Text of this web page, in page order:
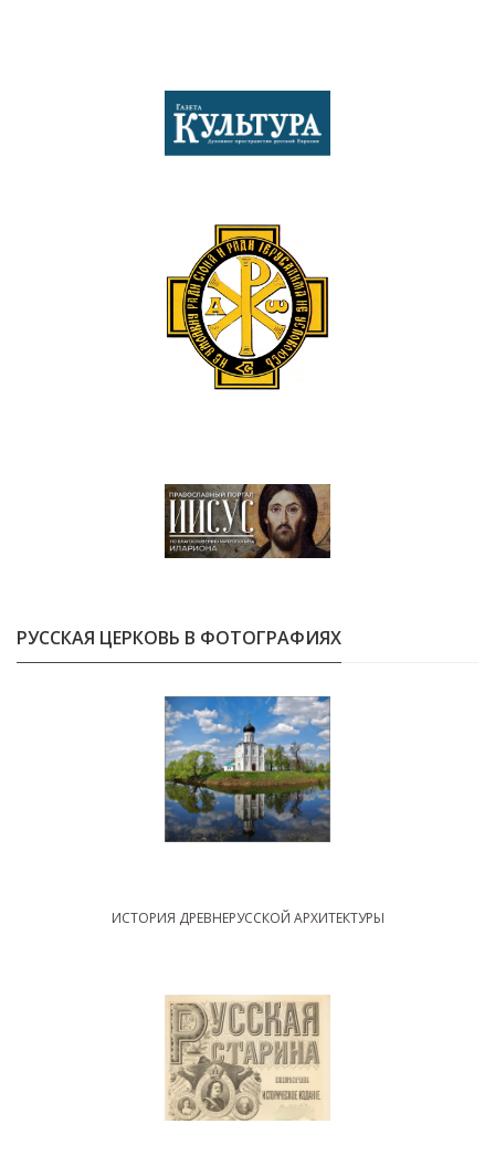
РУССКАЯ ЦЕРКОВЬ В ФОТОГРАФИЯХ
ИСТОРИЯ ДРЕВНЕРУССКОЙ АРХИТЕКТУРЫ